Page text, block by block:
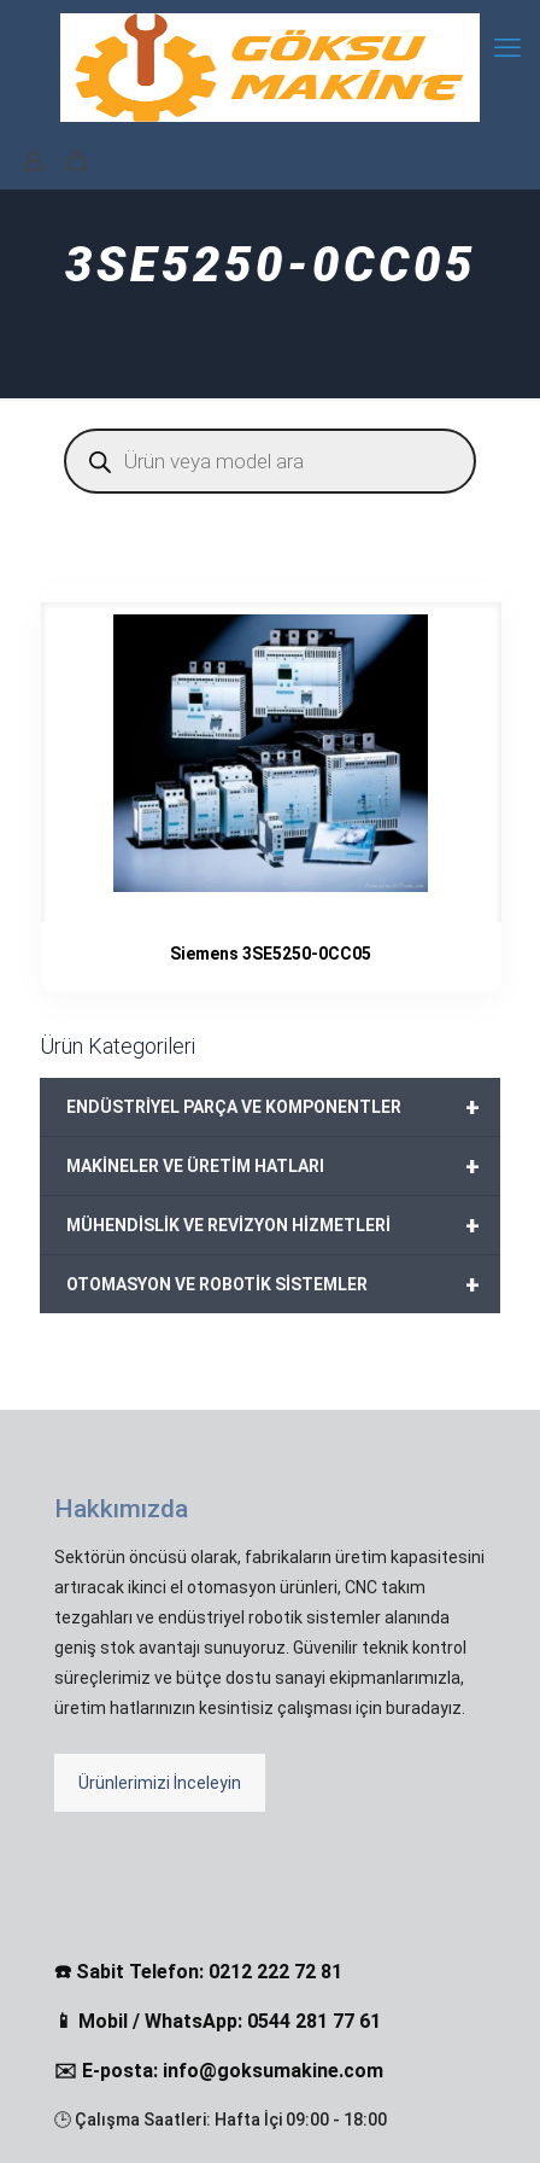
3SE5250-0CC05
Products
search
Siemens 3SE5250-0CC05
Ürün Kategorileri
+
ENDÜSTRİYEL PARÇA VE KOMPONENTLER
+
MAKİNELER VE ÜRETİM HATLARI
+
MÜHENDİSLİK VE REVİZYON HİZMETLERİ
+
OTOMASYON VE ROBOTİK SİSTEMLER
Hakkımızda
Sektörün öncüsü olarak, fabrikaların üretim kapasitesini
artıracak ikinci el otomasyon ürünleri, CNC takım
tezgahları ve endüstriyel robotik sistemler alanında
geniş stok avantajı sunuyoruz. Güvenilir teknik kontrol
süreçlerimiz ve bütçe dostu sanayi ekipmanlarımızla,
üretim hatlarınızın kesintisiz çalışması için buradayız.
Ürünlerimizi İnceleyin
☎️ Sabit Telefon: 0212 222 72 81
📱 Mobil / WhatsApp: 0544 281 77 61
✉️ E-posta: info@goksumakine.com
🕒 Çalışma Saatleri: Hafta İçi 09:00 - 18:00